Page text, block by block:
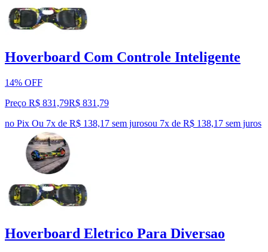
Hoverboard Com Controle Inteligente
14% OFF
Preço R$ 831,79R$ 831 ,79
no Pix Ou 7x de R$ 138,17 sem jurosou 7x de R$ 138,17 sem juros
Hoverboard Eletrico Para Diversao